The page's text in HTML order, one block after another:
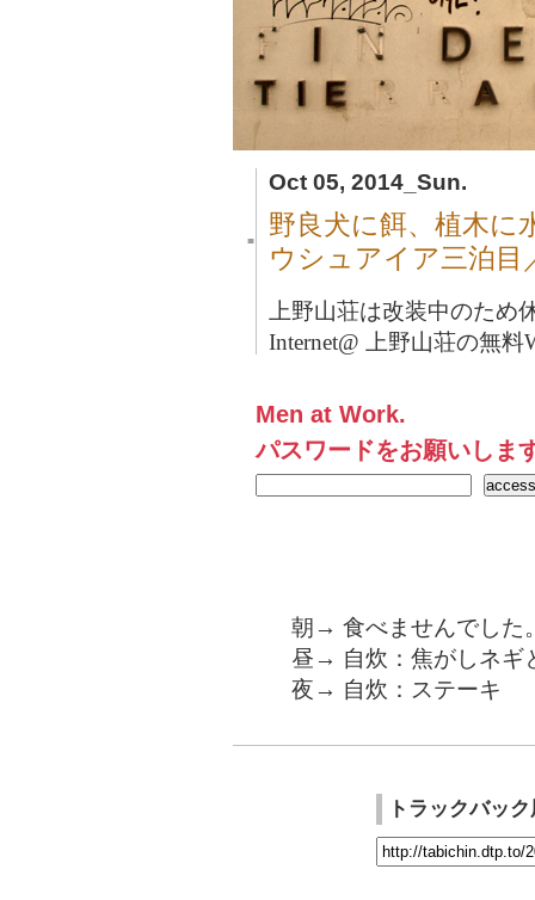
Oct 05, 2014_Sun.
■
野良犬に餌、植木に
ウシュアイア三泊目
上野山荘は改装中のため
Internet@ 上野山荘の無料
Men at Work.
パスワードをお願いしま
朝→ 食べませんでした
昼→ 自炊：焦がしネギ
夜→ 自炊：ステーキ
トラックバッ